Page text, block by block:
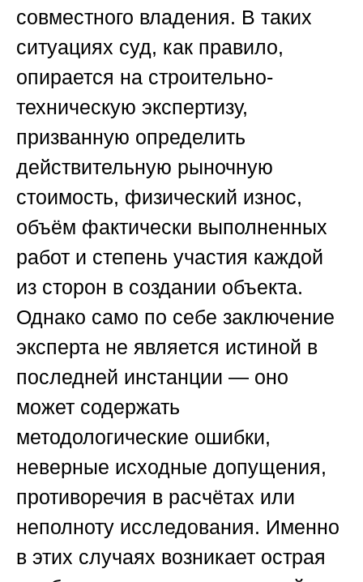
совместного владения. В таких
ситуациях суд, как правило,
опирается на строительно-
техническую экспертизу,
призванную определить
действительную рыночную
стоимость, физический износ,
объём фактически выполненных
работ и степень участия каждой
из сторон в создании объекта.
Однако само по себе заключение
эксперта не является истиной в
последней инстанции — оно
может содержать
методологические ошибки,
неверные исходные допущения,
противоречия в расчётах или
неполноту исследования. Именно
в этих случаях возникает острая